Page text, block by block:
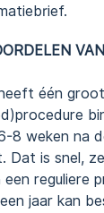
één
8 weken na
Dat is snel,
een reguliere
jaar kan